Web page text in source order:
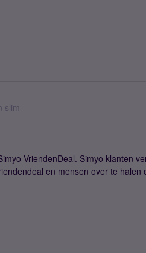
slim
VriendenDeal. Simyo klanten
en mensen over te halen
enkele belangrijke tips voor je die
shop met